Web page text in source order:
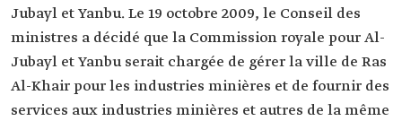
Jubayl et Yanbu. Le 19 octobre 2009, le Conseil des
ministres a décidé que la Commission royale pour Al-
Jubayl et Yanbu serait chargée de gérer la ville de Ras
Al-Khair pour les industries minières et de fournir des
services aux industries minières et autres de la même